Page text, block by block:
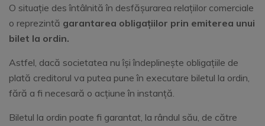
O situație des întâlnită în desfășurarea relațiilor comerciale
o reprezintă garantarea obligațiilor prin emiterea unui
bilet la ordin.
Astfel, dacă societatea nu își îndeplinește obligațiile de
plată creditorul va putea pune în executare biletul la ordin,
fără a fi necesară o acțiune în instanță.
Biletul la ordin poate fi garantat, la rândul său, de către